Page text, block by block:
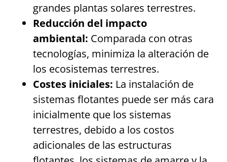
grandes plantas solares terrestres.
Reducción del impacto
ambiental: Comparada con otras
tecnologías, minimiza la alteración de
los ecosistemas terrestres.
Costes iniciales: La instalación de
sistemas flotantes puede ser más cara
inicialmente que los sistemas
terrestres, debido a los costos
adicionales de las estructuras